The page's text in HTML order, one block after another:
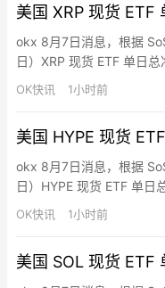
美国 XRP 现货
okx 8月7日消息，根据
日）XRP 现货 ETF 单日
多的 XRP 现货 ETF 为
288.90 万美元，目前历
OK快讯 1小时前
美国 HYPE 现货
okx 8月7日消息，根据
日）HYPE 现货 ETF 单
Bitwise Hyperliquid
美元，目前历史总净流入
OK快讯 1小时前
美国 SOL 现货 ETF